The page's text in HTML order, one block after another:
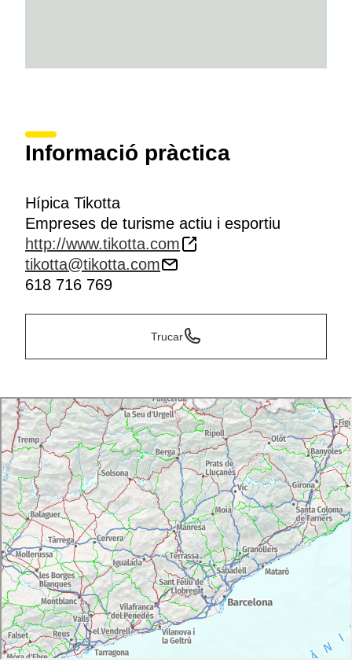
Informació pràctica
Hípica Tikotta
Empreses de turisme actiu i esportiu
http://www.tikotta.com
tikotta@tikotta.com
618 716 769
Trucar